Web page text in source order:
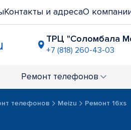
Контакты и адресаО
ТРЦ "Соломбала
+7 (818) 260-43-03
+7 (818) 260-43-82
Ремонт телефонов
телефонов Meizu Ремонт 16xs